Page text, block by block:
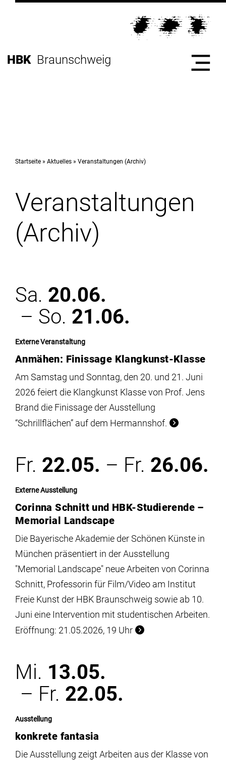
Inhalt
zur
Direkt
HBK Braunschweig
Hochschule
Studium
Institute
Infrastruktur
meinstudium
Startseite Aktuelles Veranstaltungen (Archiv)
Veranstaltungen
(Archiv)
Sa. 20.06.
– So. 21.06.
Externe Veranstaltung
Anmähen: Finissage Klangkunst-Klasse
Am Samstag und Sonntag, den 20. und 21. Juni
2026 feiert die Klangkunst Klasse von Prof. Jens
Brand die Finissage der Ausstellung
“Schrillflächen” auf dem Hermannshof.
Fr. 22.05. – Fr. 26.06.
Externe Ausstellung
Corinna Schnitt und HBK-Studierende –
Memorial Landscape
Die Bayerische Akademie der Schönen Künste in
München präsentiert in der Ausstellung
"Memorial Landscape" neue Arbeiten von Corinna
Schnitt, Professorin für Film/Video am Institut
Freie Kunst der HBK Braunschweig sowie ab 10.
Juni eine Intervention mit studentischen Arbeiten.
Eröffnung: 21.05.2026, 19 Uhr
Mi. 13.05.
– Fr. 22.05.
Ausstellung
konkrete fantasia
Die Ausstellung zeigt Arbeiten aus der Klasse von